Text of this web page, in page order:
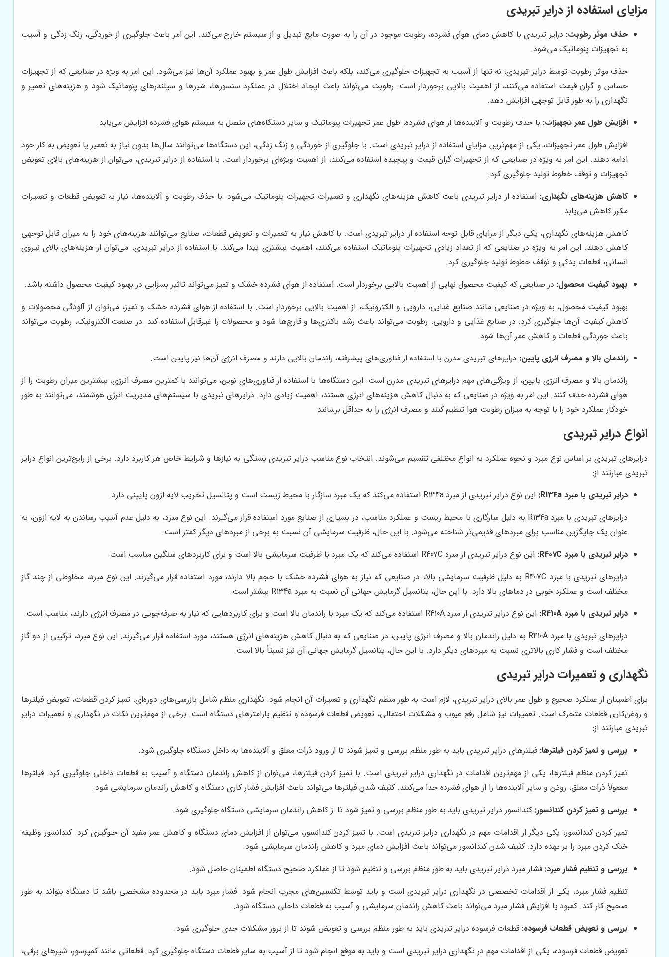
مزایای استفاده از درایر تبریدی
حذف موثر رطوبت: درایر تبریدی با کاهش دمای هوای فشرده، رطوبت موجود در آن را به صورت مایع تبدیل و از سیستم خارج می‌کند. این امر باعث جلوگیری از خوردگی، زنگ زدگی و آسیب
به تجهیزات پنوماتیک می‌شود.
حذف موثر رطوبت توسط درایر تبریدی، نه تنها از آسیب به تجهیزات جلوگیری می‌کند، بلکه باعث افزایش طول عمر و بهبود عملکرد آن‌ها نیز می‌شود. این امر به ویژه در صنایعی که از تجهیزات
حساس و گران قیمت استفاده می‌کنند، از اهمیت بالایی برخوردار است. رطوبت می‌تواند باعث ایجاد اختلال در عملکرد سنسورها، شیرها و سیلندرهای پنوماتیک شود و هزینه‌های تعمیر و
نگهداری را به طور قابل توجهی افزایش دهد.
افزایش طول عمر تجهیزات: با حذف رطوبت و آلاینده‌ها از هوای فشرده، طول عمر تجهیزات پنوماتیک و سایر دستگاه‌های متصل به سیستم هوای فشرده افزایش می‌یابد.
افزایش طول عمر تجهیزات، یکی از مهم‌ترین مزایای استفاده از درایر تبریدی است. با جلوگیری از خوردگی و زنگ زدگی، این دستگاه‌ها می‌توانند سال‌ها بدون نیاز به تعمیر یا تعویض به کار خود
ادامه دهند. این امر به ویژه در صنایعی که از تجهیزات گران قیمت و پیچیده استفاده می‌کنند، از اهمیت ویژه‌ای برخوردار است. با استفاده از درایر تبریدی، می‌توان از هزینه‌های بالای تعویض
تجهیزات و توقف خطوط تولید جلوگیری کرد.
کاهش هزینه‌های نگهداری: استفاده از درایر تبریدی باعث کاهش هزینه‌های نگهداری و تعمیرات تجهیزات پنوماتیک می‌شود. با حذف رطوبت و آلاینده‌ها، نیاز به تعویض قطعات و تعمیرات
مکرر کاهش می‌یابد.
کاهش هزینه‌های نگهداری، یکی دیگر از مزایای قابل توجه استفاده از درایر تبریدی است. با کاهش نیاز به تعمیرات و تعویض قطعات، صنایع می‌توانند هزینه‌های خود را به میزان قابل توجهی
کاهش دهند. این امر به ویژه در صنایعی که از تعداد زیادی تجهیزات پنوماتیک استفاده می‌کنند، اهمیت بیشتری پیدا می‌کند. با استفاده از درایر تبریدی، می‌توان از هزینه‌های بالای نیروی
انسانی، قطعات یدکی و توقف خطوط تولید جلوگیری کرد.
بهبود کیفیت محصول: در صنایعی که کیفیت محصول نهایی از اهمیت بالایی برخوردار است، استفاده از هوای فشرده خشک و تمیز می‌تواند تاثیر بسزایی در بهبود کیفیت محصول داشته باشد.
بهبود کیفیت محصول، به ویژه در صنایعی مانند صنایع غذایی، دارویی و الکترونیک، از اهمیت بالایی برخوردار است. با استفاده از هوای فشرده خشک و تمیز، می‌توان از آلودگی محصولات و
کاهش کیفیت آن‌ها جلوگیری کرد. در صنایع غذایی و دارویی، رطوبت می‌تواند باعث رشد باکتری‌ها و قارچ‌ها شود و محصولات را غیرقابل استفاده کند. در صنعت الکترونیک، رطوبت می‌تواند
باعث خوردگی قطعات و کاهش عمر آن‌ها شود.
راندمان بالا و مصرف انرژی پایین: درایرهای تبریدی مدرن با استفاده از فناوری‌های پیشرفته، راندمان بالایی دارند و مصرف انرژی آن‌ها نیز پایین است.
راندمان بالا و مصرف انرژی پایین، از ویژگی‌های مهم درایرهای تبریدی مدرن است. این دستگاه‌ها با استفاده از فناوری‌های نوین، می‌توانند با کمترین مصرف انرژی، بیشترین میزان رطوبت را از
هوای فشرده حذف کنند. این امر به ویژه در صنایعی که به دنبال کاهش هزینه‌های انرژی هستند، اهمیت زیادی دارد. درایرهای تبریدی با سیستم‌های مدیریت انرژی هوشمند، می‌توانند به طور
خودکار عملکرد خود را با توجه به میزان رطوبت هوا تنظیم کنند و مصرف انرژی را به حداقل برسانند.
انواع درایر تبریدی
درایرهای تبریدی بر اساس نوع مبرد و نحوه عملکرد به انواع مختلفی تقسیم می‌شوند. انتخاب نوع مناسب درایر تبریدی بستگی به نیازها و شرایط خاص هر کاربرد دارد. برخی از رایج‌ترین انواع درایر
تبریدی عبارتند از:
درایر تبریدی با مبرد R134a:
این نوع درایر تبریدی از مبرد R134a استفاده می‌کند که یک مبرد سازگار با محیط زیست است و پتانسیل تخریب لایه ازون پایینی دارد.
درایرهای تبریدی با مبرد R134a به دلیل سازگاری با محیط زیست و عملکرد مناسب، در بسیاری از صنایع مورد استفاده قرار می‌گیرند. این نوع مبرد، به دلیل عدم آسیب رساندن به لایه ازون، به
عنوان یک جایگزین مناسب برای مبردهای قدیمی‌تر شناخته می‌شود. با این حال، ظرفیت سرمایشی آن نسبت به برخی از مبردهای دیگر کمتر است.
درایر تبریدی با مبرد R407C:
این نوع درایر تبریدی از مبرد R407C استفاده می‌کند که یک مبرد با ظرفیت سرمایشی بالا است و برای کاربردهای سنگین مناسب است.
درایرهای تبریدی با مبرد R407C به دلیل ظرفیت سرمایشی بالا، در صنایعی که نیاز به هوای فشرده خشک با حجم بالا دارند، مورد استفاده قرار می‌گیرند. این نوع مبرد، مخلوطی از چند گاز
مختلف است و عملکرد خوبی در دماهای بالا دارد. با این حال، پتانسیل گرمایش جهانی آن نسبت به مبرد R134a بیشتر است.
درایر تبریدی با مبرد R410A:
این نوع درایر تبریدی از مبرد R410A استفاده می‌کند که یک مبرد با راندمان بالا است و برای کاربردهایی که نیاز به صرفه‌جویی در مصرف انرژی دارند، مناسب است.
درایرهای تبریدی با مبرد R410A به دلیل راندمان بالا و مصرف انرژی پایین، در صنایعی که به دنبال کاهش هزینه‌های انرژی هستند، مورد استفاده قرار می‌گیرند. این نوع مبرد، ترکیبی از دو گاز
مختلف است و فشار کاری بالاتری نسبت به مبردهای دیگر دارد. با این حال، پتانسیل گرمایش جهانی آن نیز نسبتاً بالا است.
نگهداری و تعمیرات درایر تبریدی
برای اطمینان از عملکرد صحیح و طول عمر بالای درایر تبریدی، لازم است به طور منظم نگهداری و تعمیرات آن انجام شود. نگهداری منظم شامل بازرسی‌های دوره‌ای، تمیز کردن قطعات، تعویض فیلترها
و روغن‌کاری قطعات متحرک است. تعمیرات نیز شامل رفع عیوب و مشکلات احتمالی، تعویض قطعات فرسوده و تنظیم پارامترهای دستگاه است. برخی از مهم‌ترین نکات در نگهداری و تعمیرات درایر
تبریدی عبارتند از:
بررسی و تمیز کردن فیلترها: فیلترهای درایر تبریدی باید به طور منظم بررسی و تمیز شوند تا از ورود ذرات معلق و آلاینده‌ها به داخل دستگاه جلوگیری شود.
تمیز کردن منظم فیلترها، یکی از مهم‌ترین اقدامات در نگهداری درایر تبریدی است. با تمیز کردن فیلترها، می‌توان از کاهش راندمان دستگاه و آسیب به قطعات داخلی جلوگیری کرد. فیلترها
معمولاً ذرات معلق، روغن و سایر آلاینده‌ها را از هوای فشرده جدا می‌کنند. کثیف شدن فیلترها می‌تواند باعث افزایش فشار کاری دستگاه و کاهش راندمان سرمایشی شود.
بررسی و تمیز کردن کندانسور: کندانسور درایر تبریدی باید به طور منظم بررسی و تمیز شود تا از کاهش راندمان سرمایشی دستگاه جلوگیری شود.
تمیز کردن کندانسور، یکی دیگر از اقدامات مهم در نگهداری درایر تبریدی است. با تمیز کردن کندانسور، می‌توان از افزایش دمای دستگاه و کاهش عمر مفید آن جلوگیری کرد. کندانسور وظیفه
خنک کردن مبرد را بر عهده دارد. کثیف شدن کندانسور می‌تواند باعث افزایش دمای مبرد و کاهش راندمان سرمایشی شود.
بررسی و تنظیم فشار مبرد: فشار مبرد درایر تبریدی باید به طور منظم بررسی و تنظیم شود تا از عملکرد صحیح دستگاه اطمینان حاصل شود.
تنظیم فشار مبرد، یکی از اقدامات تخصصی در نگهداری درایر تبریدی است و باید توسط تکنسین‌های مجرب انجام شود. فشار مبرد باید در محدوده مشخصی باشد تا دستگاه بتواند به طور
صحیح کار کند. کمبود یا افزایش فشار مبرد می‌تواند باعث کاهش راندمان سرمایشی و آسیب به قطعات داخلی دستگاه شود.
بررسی و تعویض قطعات فرسوده: قطعات فرسوده درایر تبریدی باید به طور منظم بررسی و تعویض شوند تا از بروز مشکلات جدی جلوگیری شود.
تعویض قطعات فرسوده، یکی از اقدامات مهم در نگهداری درایر تبریدی است و باید به موقع انجام شود تا از آسیب به سایر قطعات دستگاه جلوگیری کرد. قطعاتی مانند کمپرسور، شیرهای برقی،